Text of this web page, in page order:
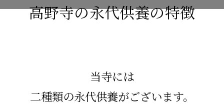
高野寺の永代供養の特徴
当寺には
二種類の永代供養がございます。